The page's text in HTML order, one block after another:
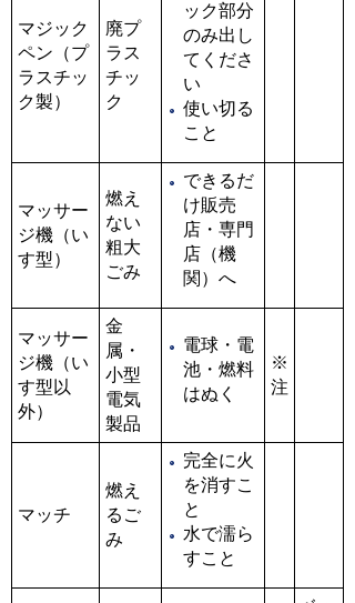
マジック
ペン（プ
ラスチッ
ク製）
廃プ
ラス
チッ
ク
ック部分
のみ出し
てくださ
い
使い切る
こと
マッサー
ジ機（い
す型）
燃え
ない
粗大
ごみ
できるだ
け販売
店・専門
店（機
関）へ
マッサー
ジ機（い
す型以
外）
金
属・
小型
電気
製品
電球・電
池・燃料
はぬく
※
注
マッチ
燃え
るご
み
完全に火
を消すこ
と
水で濡ら
すこと